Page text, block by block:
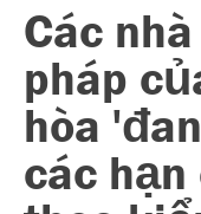
Các
pháp
hòa
các